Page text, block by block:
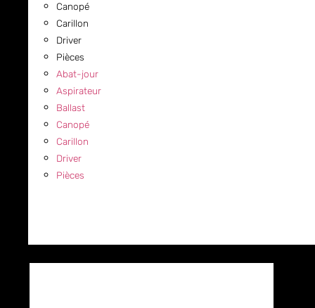
Canopé
Carillon
Driver
Pièces
Abat-jour
Aspirateur
Ballast
Canopé
Carillon
Driver
Pièces